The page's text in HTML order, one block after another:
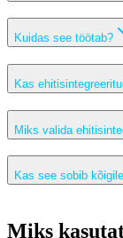
Kuidas see töötab?
Kas
Miks valida
Kas see sobib
Miks